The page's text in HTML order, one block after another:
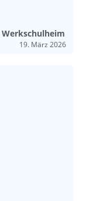
19. März 2026